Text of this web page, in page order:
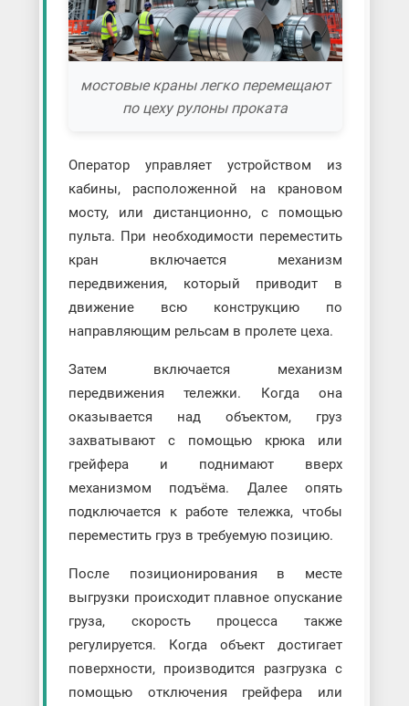
мостовые краны легко перемещают
по цеху рулоны проката
Оператор управляет устройством из
кабины, расположенной на крановом
мосту, или дистанционно, с помощью
пульта. При необходимости переместить
кран включается механизм
передвижения, который приводит в
движение всю конструкцию по
направляющим рельсам в пролете цеха.
Затем включается механизм
передвижения тележки. Когда она
оказывается над объектом, груз
захватывают с помощью крюка или
грейфера и поднимают вверх
механизмом подъёма. Далее опять
подключается к работе тележка, чтобы
переместить груз в требуемую позицию.
После позиционирования в месте
выгрузки происходит плавное опускание
груза, скорость процесса также
регулируется. Когда объект достигает
поверхности, производится разгрузка с
помощью отключения грейфера или